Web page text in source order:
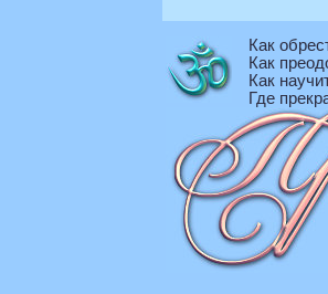
Как
Как
Как
Где